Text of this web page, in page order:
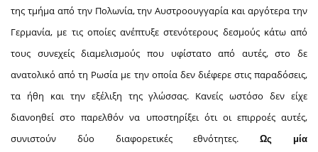
της τμήμα από την Πολωνία, την Αυστροουγγαρία και αργότερα την
Γερμανία, με τις οποίες ανέπτυξε στενότερους δεσμούς κάτω από
τους συνεχείς διαμελισμούς που υφίστατο από αυτές, στο δε
ανατολικό από τη Ρωσία με την οποία δεν διέφερε στις παραδόσεις,
τα ήθη και την εξέλιξη της γλώσσας. Κανείς ωστόσο δεν είχε
διανοηθεί στο παρελθόν να υποστηρίξει ότι οι επιρροές αυτές,
συνιστούν δύο διαφορετικές εθνότητες.Ως μία